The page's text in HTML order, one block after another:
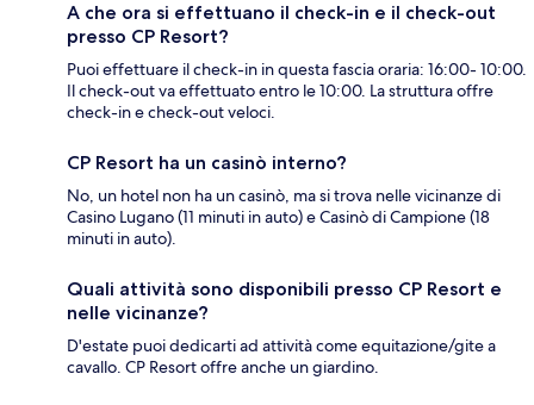
A che ora si effettuano il check-in e il check-out
presso CP Resort?
Puoi effettuare il check-in in questa fascia oraria: 16:00- 10:00.
Il check-out va effettuato entro le 10:00. La struttura offre
check-in e check-out veloci.
CP Resort ha un casinò interno?
No, un hotel non ha un casinò, ma si trova nelle vicinanze di
Casino Lugano (11 minuti in auto) e Casinò di Campione (18
minuti in auto).
Quali attività sono disponibili presso CP Resort e
nelle vicinanze?
D'estate puoi dedicarti ad attività come equitazione/gite a
cavallo. CP Resort offre anche un giardino.